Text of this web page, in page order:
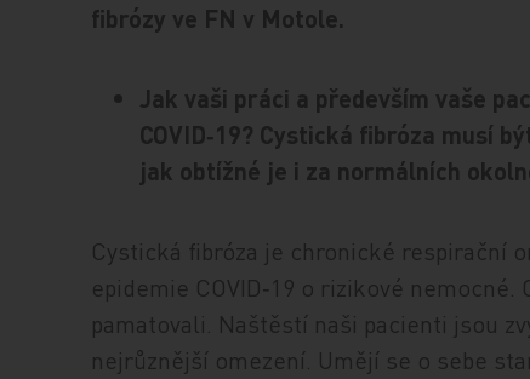
fibrózy ve FN v Motole.
Jak vaši práci a především vaše
COVID‑19? Cystická fibróza musí
jak obtížné je i za normálních
Cystická fibróza je chronické respirační
epidemie COVID‑19 o rizikové
pamatovali. Naštěstí naši pacienti jsou
nejrůznější omezení. Umějí se o sebe